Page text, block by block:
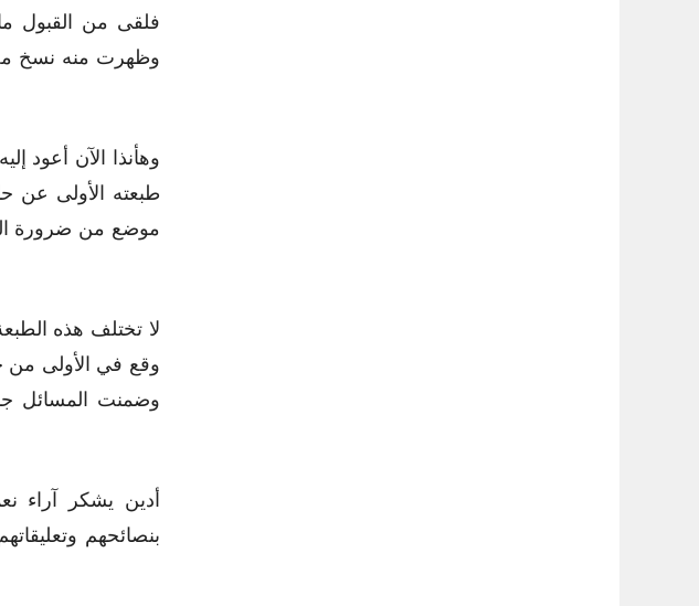
فلقى من القبول
وظهرت منه نسخ
وهأنذا الآن أعود
طبعته الأولى عن
موضع من ضرورة
لا تختلف هذه
وقع في الأولى من
وضمنت المسائل
أدين يشكر آراء
بنصائحهم